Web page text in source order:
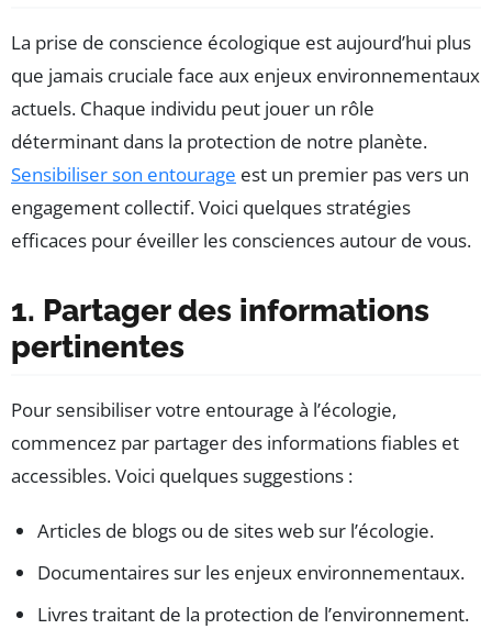
La prise de conscience écologique est aujourd’hui plus
que jamais cruciale face aux enjeux environnementaux
actuels. Chaque individu peut jouer un rôle
déterminant dans la protection de notre planète.
Sensibiliser son entourage est un premier pas vers un
engagement collectif. Voici quelques stratégies
efficaces pour éveiller les consciences autour de vous.
1. Partager des informations
pertinentes
Pour sensibiliser votre entourage à l’écologie,
commencez par partager des informations fiables et
accessibles. Voici quelques suggestions :
Articles de blogs ou de sites web sur l’écologie.
Documentaires sur les enjeux environnementaux.
Livres traitant de la protection de l’environnement.